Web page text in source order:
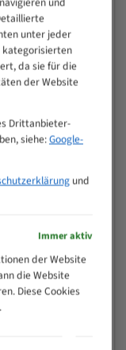
unter jeder
kategorisierten
da sie für die
der Website
Drittanbieter-
siehe:Google-
und
Immer aktiv
der Website
die Website
Diese Cookies